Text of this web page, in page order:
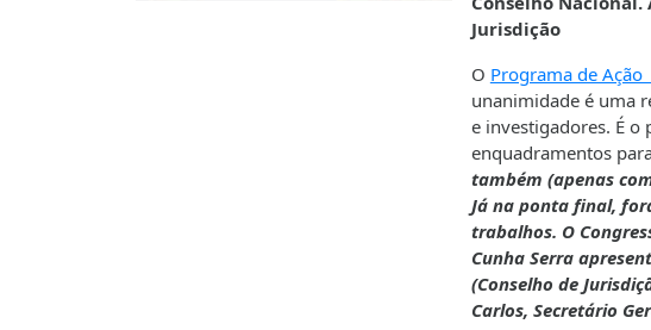
Jurisdição
O Programa de
unanimidade é uma
e investigadores. É
enquadramentos
também (apenas
Já na ponta final,
trabalhos. O
Cunha Serra
(Conselho de
Carlos, Secretário